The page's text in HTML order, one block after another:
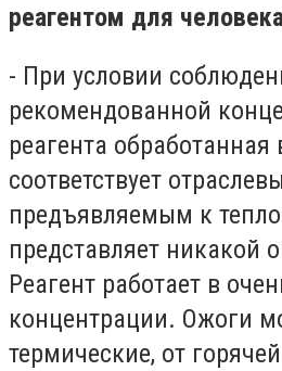
реагентом для
- При условии
рекомендованной
реагента
соответствует
предъявляемым к
представляет никакой
Реагент работает в
концентрации. Ожоги
термические, от